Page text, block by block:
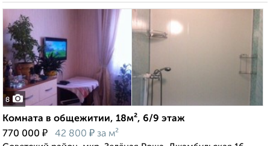
8
Комната в общежитии, 18м², 6/9 этаж
770 000 ₽ 42 800 ₽ за м²